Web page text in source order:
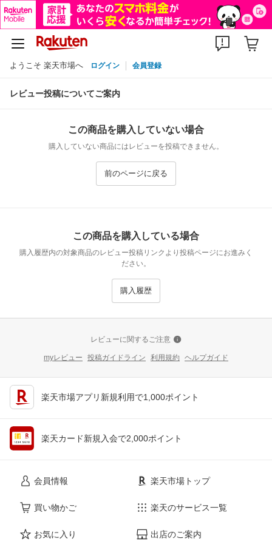
ようこそ 楽天市場へ ログイン 会員登録
レビュー投稿についてご案内
この商品を購入していない場合
購入していない商品にはレビューを投稿できません。
前のページに戻る
この商品を購入している場合
購入履歴内の対象商品のレビュー投稿リンクより投稿ページにお進みく
ださい。
購入履歴
レビューに関するご注意
myレビュー 投稿ガイドライン 利用規約 ヘルプガイド
楽天市場アプリ新規利用で1,000ポイント
楽天カード新規入会で2,000ポイント
会員情報
買い物かご
お気に入り
楽天市場トップ
楽天のサービス一覧
出店のご案内